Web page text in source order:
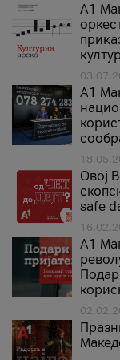
А1
A1
Овој
safe
А1